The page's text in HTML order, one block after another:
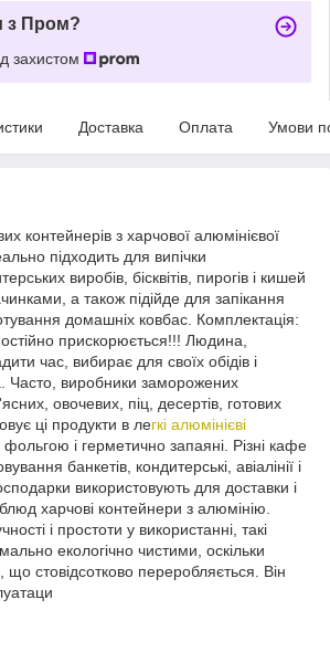
з Пром?
захистом
Доставка Оплата Умови
контейнерів з харчової алюмінієвої
підходить для випічки
виробів, бісквітів, пирогів і кишей
а також підійде для запікання
домашніх ковбас. Комплектація:
прискорюється!!! Людина,
час, вибирає для своїх обідів і
Часто, виробники заморожених
овочевих, піц, десертів, готових
ці продукти в легкі алюмінієві
фольгою і герметично запаяні. Різні кафе
банкетів, кондитерські, авіалінії і
використовують для доставки і
харчові контейнери з алюмінію.
і простоти у використанні, такі
екологічно чистими, оскільки
що стовідсотково переробляється. Він